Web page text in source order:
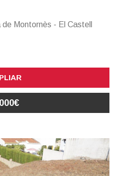
Montornès - El Castell